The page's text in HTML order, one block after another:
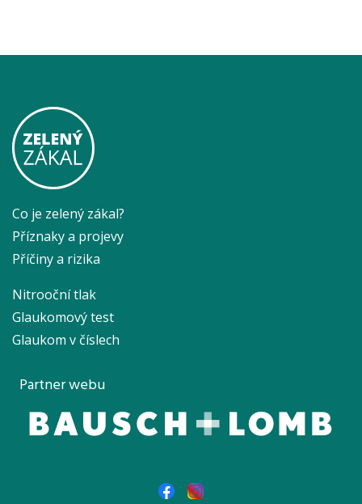
Co je zelený zákal?
Příznaky a projevy
Příčiny a rizika
Nitrooční tlak
Glaukomový test
Glaukom v číslech
Partner webu